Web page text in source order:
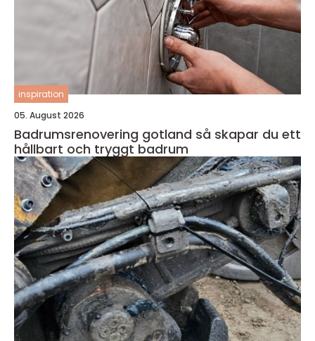
inspiration
05. August 2026
Badrumsrenovering gotland så skapar du ett
hållbart och tryggt badrum